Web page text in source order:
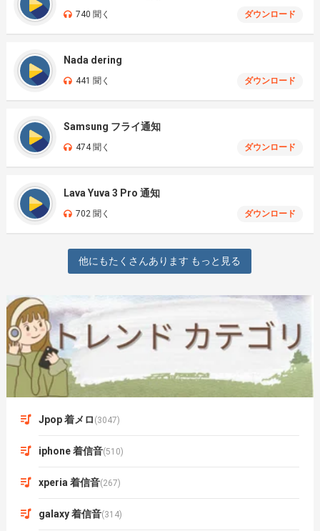
740 聞く ダウンロード
Nada dering
441 聞く ダウンロード
Samsung フライ通知
474 聞く ダウンロード
Lava Yuva 3 Pro 通知
702 聞く ダウンロード
他にもたくさんあります もっと見る
Jpop 着メロ (3047)
iphone 着信音(510)
xperia 着信音(267)
galaxy 着信音(314)